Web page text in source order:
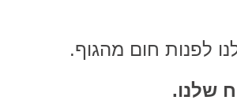
לפנות חום מהגוף.